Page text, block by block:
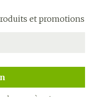
et promotions